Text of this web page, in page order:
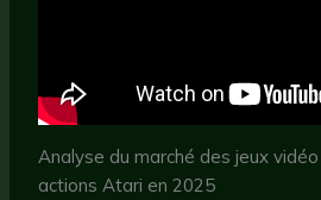
Analyse du marché des jeux
actions Atari en 2025